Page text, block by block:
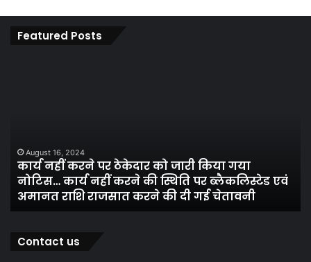
Featured Posts
जारी
किया
गया
नोटिस…
कार्य
करने
August 16, 2024
कार्य नहीं करने पर ठेकेदार को जारी किया गया
नोटिस… कार्य नहीं करने की स्थिति पर ब्लैकलिस्टेड एवं
अमानत राशि राजसात करने की दी गई चेतावनी
ने
Contact us